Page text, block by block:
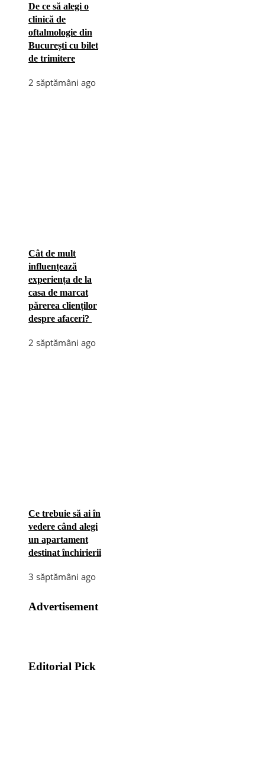
De ce să alegi o
clinică de
oftalmologie din
București cu bilet
de trimitere
2 săptămâni ago
Cât de mult
influențează
experiența de la
casa de marcat
părerea clienților
despre afaceri?
2 săptămâni ago
Ce trebuie să ai în
vedere când alegi
un apartament
destinat închirierii
3 săptămâni ago
Advertisement
Editorial Pick